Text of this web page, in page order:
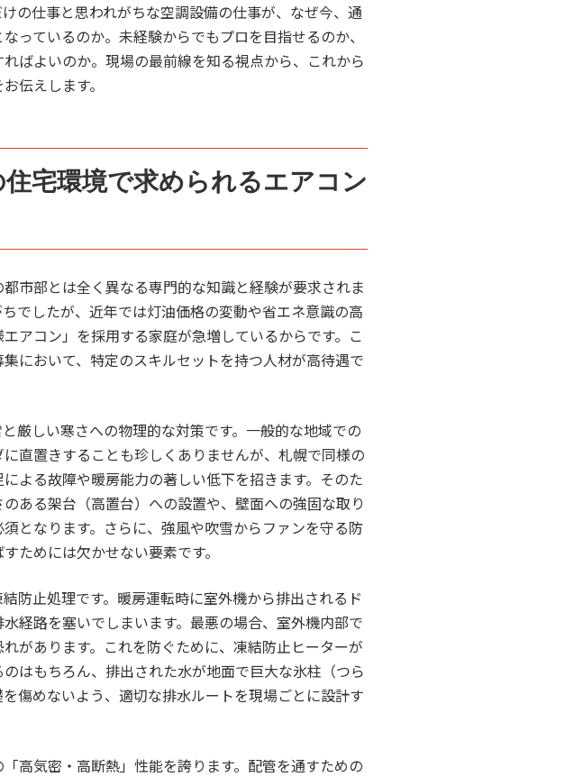
の仕事と思われがちな空調設備の仕事が、なぜ今、通
っているのか。未経験からでもプロを目指せるのか、
ばよいのか。現場の最前線を知る視点から、これから
伝えします。
宅環境で求められるエアコン
市部とは全く異なる専門的な知識と経験が要求されま
でしたが、近年では灯油価格の変動や省エネ意識の高
アコン」を採用する家庭が急増しているからです。こ
において、特定のスキルセットを持つ人材が高待遇で
厳しい寒さへの物理的な対策です。一般的な地域での
直置きすることも珍しくありませんが、札幌で同様の
よる故障や暖房能力の著しい低下を招きます。そのた
ある架台（高置台）への設置や、壁面への強固な取り
となります。さらに、強風や吹雪からファンを守る防
ためには欠かせない要素です。
防止処理です。暖房運転時に室外機から排出されるド
経路を塞いでしまいます。最悪の場合、室外機内部で
があります。これを防ぐために、凍結防止ヒーターが
はもちろん、排出された水が地面で巨大な氷柱（つら
傷めないよう、適切な排水ルートを現場ごとに設計す
高気密・高断熱」性能を誇ります。配管を通すための